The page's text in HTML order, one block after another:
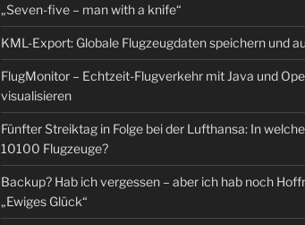
„Seven-five – man with a knife“
KML-Export: Globale Flugzeugdaten speichern und
FlugMonitor – Echtzeit-Flugverkehr mit Java und
visualisieren
Fünfter Streiktag in Folge bei der Lufthansa: In
10100 Flugzeuge?
Backup? Hab ich vergessen – aber ich hab noch
„Ewiges Glück“